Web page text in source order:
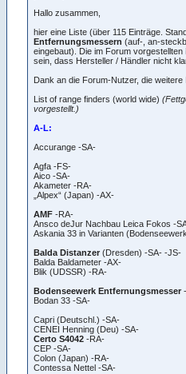
Hallo zusammen,
hier eine Liste (über 115 Einträge.
Entfernungsmessern (auf-, an-
eingebaut). Die im Forum
sein, dass Hersteller / Händler nicht
Dank an die Forum-Nutzer, die weitere
List of range finders (world wide)
vorgestellt.)
A-L:
Accurange -SA-
Agfa -FS-
Aico -SA-
Akameter -RA-
„Alpex“ (Japan) -AX-
AMF -RA-
Ansco deJur Nachbau Leica Fokos -
Askania 33 in Varianten
Balda Distanzer (Dresden) -SA- -JS-
Balda Baldameter -AX-
Blik (UDSSR) -RA-
Bodenseewerk Entfernungsmesser
Bodan 33 -SA-
Capri (Deutschl.) -SA-
CENEI Henning (Deu) -SA-
Certo S4042 -RA-
CEP -SA-
Colon (Japan) -RA-
Contessa Nettel -SA-